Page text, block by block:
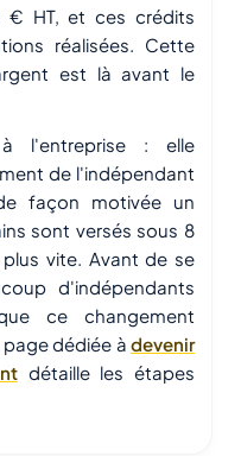
€ HT, et ces crédits
réalisées. Cette
est là avant le
l'entreprise : elle
de l'indépendant
façon motivée un
sont versés sous 8
vite. Avant de se
d'indépendants
ce changement
dédiée à devenir
détaille les étapes